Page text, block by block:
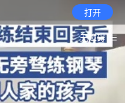
打开
无障碍